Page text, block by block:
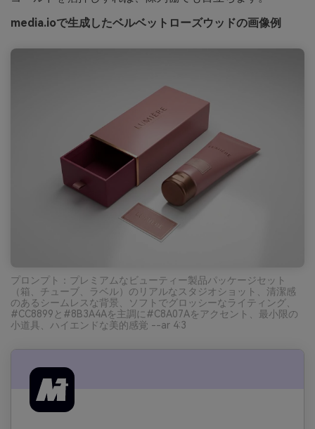
media.ioで生成したベルベットローズウッドの画像例
プロンプト：プレミアムなビューティー製品パッケージセット
（箱、チューブ、ラベル）のリアルなスタジオショット、清潔感
のあるシームレスな背景、ソフトでグロッシーなライティング、
#CC8899と#8B3A4Aを主調に#C8A07Aをアクセント、最小限の
小道具、ハイエンドな美的感覚 --ar 4:3